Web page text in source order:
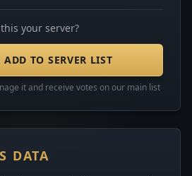
your server?
TO SERVER LIST
it and receive votes on our main list
DATA